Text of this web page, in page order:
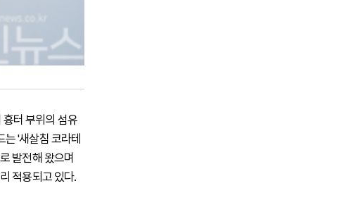
터 부위의 섬유
는 '새살침 코라테
발전해 왔으며
적용되고 있다.